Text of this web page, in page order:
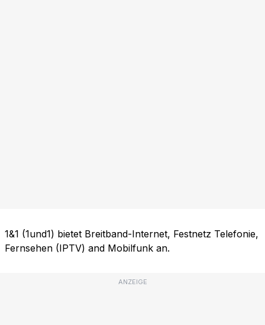
1&1 (1und1) bietet Breitband-Internet, Festnetz Telefonie,
Fernsehen (IPTV) and Mobilfunk an.
ANZEIGE